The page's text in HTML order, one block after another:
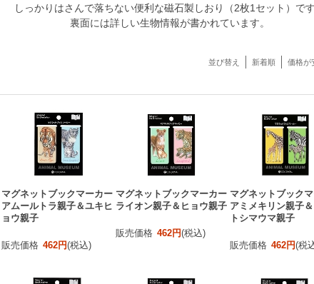
しっかりはさんで落ちない便利な磁石製しおり（2枚1セット）です
裏面には詳しい生物情報が書かれています。
並び替え 新着順 価格が
マグネットブックマーカー
アムールトラ親子＆ユキヒ
ョウ親子
販売価格 462円(税込)
マグネットブックマーカー
ライオン親子＆ヒョウ親子
販売価格 462円(税込)
マグネットブック
アミメキリン親子
トシマウマ親子
販売価格 462円(税